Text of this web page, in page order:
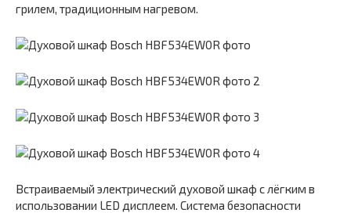
грилем, традиционным нагревом.
Встраиваемый электрический духовой шкаф с лёгким в
использовании LED дисплеем. Система безопасности